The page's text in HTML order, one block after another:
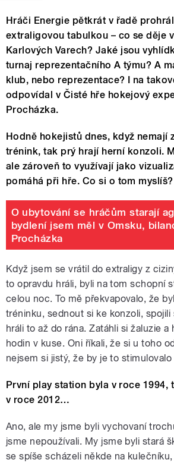
Hráči Energie pětkrát v řadě
extraligovou tabulkou – co se děje
Karlových Varech? Jaké jsou
turnaj reprezentačního A týmu? A
klub, nebo reprezentace? I na
odpovídal v Čisté hře hokejový
Procházka.
Hodně hokejistů dnes, když nemají
trénink, tak prý hrají herní konzoli.
ale zároveň to využívají jako
pomáhá při hře. Co si o tom myslíš?
O ubytování se hráčům starají
bydlení jsem měl v Omsku,
Procházka
Když jsem se vrátil do extraligy z
to opravdu hráli, byli na tom schopní
celou noc. To mě překvapovalo, že
tréninku, sednout si ke konzoli, spojili
hráli to až do rána. Zatáhli si žaluzie a
hodin v kuse. Oni říkali, že si u toho
nejsem si jistý, že by je to
První play station byla v roce 1994,
v roce 2012…
Ano, ale my jsme byli vychovaní
jsme nepoužívali. My jsme byli stará
se spíše scházeli někde na